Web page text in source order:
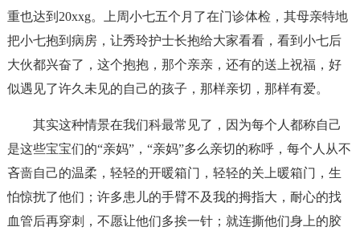
重也达到20xxg。上周小七五个月了在门诊体检，其母亲特地
把小七抱到病房，让秀玲护士长抱给大家看看，看到小七后
大伙都兴奋了，这个抱抱，那个亲亲，还有的送上祝福，好
似遇见了许久未见的自己的孩子，那样亲切，那样有爱。
其实这种情景在我们科最常见了，因为每个人都称自己
是这些宝宝们的“亲妈”，“亲妈”多么亲切的称呼，每个人从不
吝啬自己的温柔，轻轻的开暖箱门，轻轻的关上暖箱门，生
怕惊扰了他们；许多患儿的手臂不及我的拇指大，耐心的找
血管后再穿刺，不愿让他们多挨一针；就连撕他们身上的胶